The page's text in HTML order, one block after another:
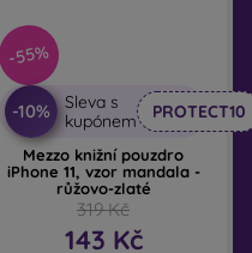
-55%
-10%
Sleva s
kupónem
PROTECT10
Mezzo knižní pouzdro
iPhone 11, vzor mandala -
růžovo-zlaté
319 Kč
143 Kč